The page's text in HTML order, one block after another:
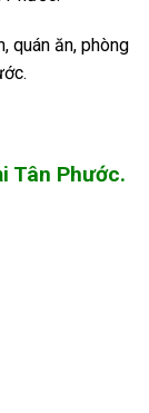
quán ăn, phòng
Tân Phước.